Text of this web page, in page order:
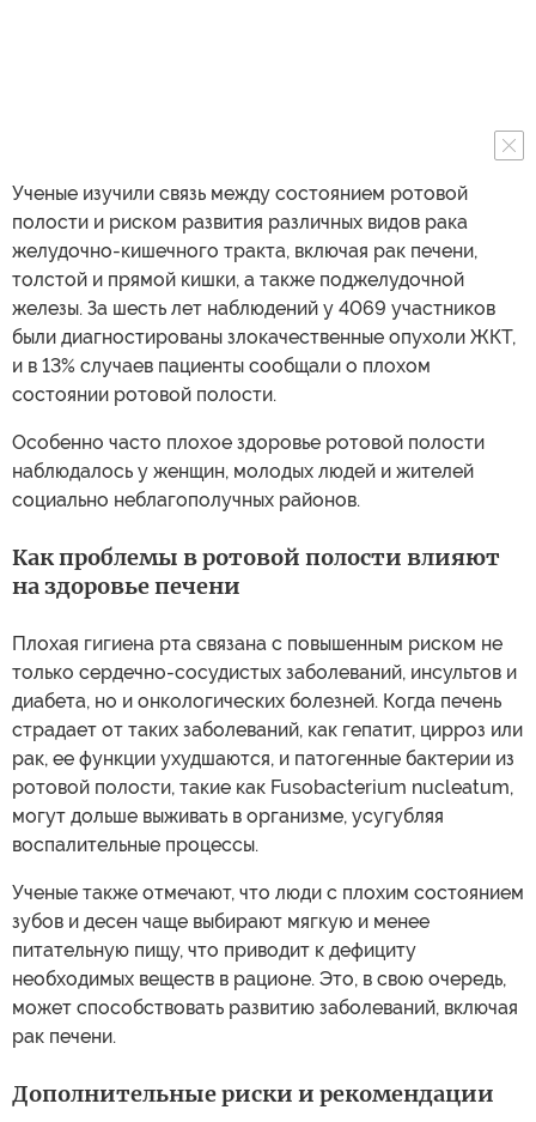
Ученые изучили связь между состоянием ротовой
полости и риском развития различных видов рака
желудочно-кишечного тракта, включая рак печени,
толстой и прямой кишки, а также поджелудочной
железы. За шесть лет наблюдений у 4069 участников
были диагностированы злокачественные опухоли ЖКТ,
и в 13% случаев пациенты сообщали о плохом
состоянии ротовой полости.
Особенно часто плохое здоровье ротовой полости
наблюдалось у женщин, молодых людей и жителей
социально неблагополучных районов.
Как проблемы в ротовой полости влияют
на здоровье печени
Плохая гигиена рта связана с повышенным риском не
только сердечно-сосудистых заболеваний, инсультов и
диабета, но и онкологических болезней. Когда печень
страдает от таких заболеваний, как гепатит, цирроз или
рак, ее функции ухудшаются, и патогенные бактерии из
ротовой полости, такие как Fusobacterium nucleatum,
могут дольше выживать в организме, усугубляя
воспалительные процессы.
Ученые также отмечают, что люди с плохим состоянием
зубов и десен чаще выбирают мягкую и менее
питательную пищу, что приводит к дефициту
необходимых веществ в рационе. Это, в свою очередь,
может способствовать развитию заболеваний, включая
рак печени.
Дополнительные риски и рекомендации